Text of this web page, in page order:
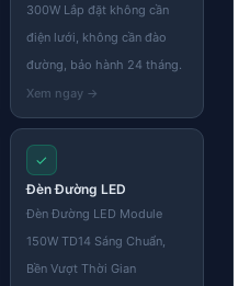
300W Lắp đặt không cần
điện lưới, không cần đào
đường, bảo hành 24 tháng.
✓
Đèn Đường LED
Đèn Đường LED Module
150W TD14 Sáng Chuẩn,
Bền Vượt Thời Gian